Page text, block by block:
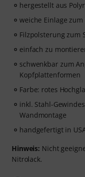
hergestellt aus
weiche Einlage
Filzpolsterung zum
einfach zu
schwenkbar zum
Kopfplattenformen
Farbe: rotes
inkl. Stahl-
Wandmontage
handgefertigt in
Hinweis: Nicht
Nitrolack.